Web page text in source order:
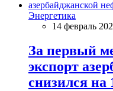
Энергетика
14 февраль
За первый
экспорт
снизился на